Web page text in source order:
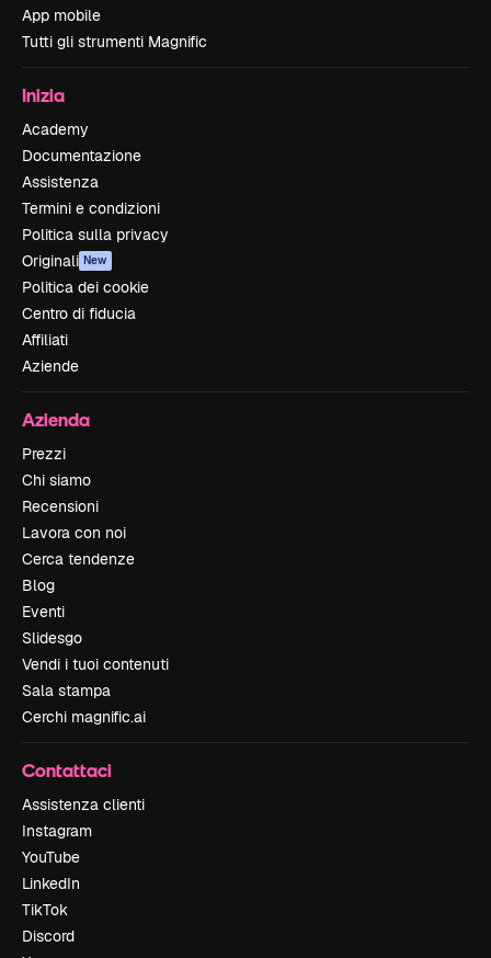
App mobile
Tutti gli strumenti Magnific
Inizia
Academy
Documentazione
Assistenza
Termini e condizioni
Politica sulla privacy
Originali New
Politica dei cookie
Centro di fiducia
Affiliati
Aziende
Azienda
Prezzi
Chi siamo
Recensioni
Lavora con noi
Cerca tendenze
Blog
Eventi
Slidesgo
Vendi i tuoi contenuti
Sala stampa
Cerchi magnific.ai
Contattaci
Assistenza clienti
Instagram
YouTube
LinkedIn
TikTok
Discord